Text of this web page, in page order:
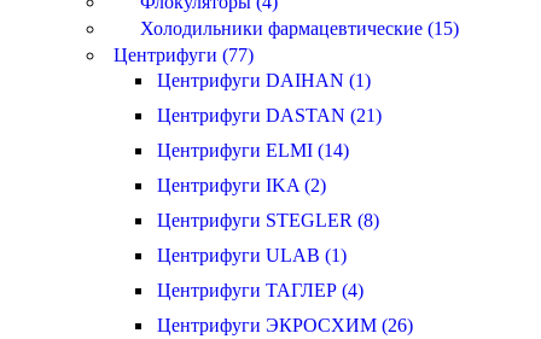
Холодильники фармацевтические (15)
Центрифуги (77)
Центрифуги DAIHAN (1)
Центрифуги DASTAN (21)
Центрифуги ELMI (14)
Центрифуги IKA (2)
Центрифуги STEGLER (8)
Центрифуги ULAB (1)
Центрифуги ТАГЛЕР (4)
Центрифуги ЭКРОСХИМ (26)